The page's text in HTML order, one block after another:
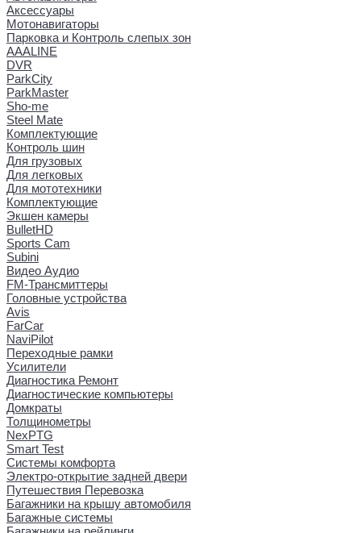
Аксессуары
Мотонавигаторы
Парковка и Контроль слепых зон
AAALINE
DVR
ParkCity
ParkMaster
Sho-me
Steel Mate
Комплектующие
Контроль шин
Для грузовых
Для легковых
Для мототехники
Комплектующие
Экшен камеры
BulletHD
Sports Cam
Subini
Видео Аудио
FM-Трансмиттеры
Головные устройства
Avis
FarCar
NaviPilot
Переходные рамки
Усилители
Диагностика Ремонт
Диагностические компьютеры
Домкраты
Толщинометры
NexPTG
Smart Test
Системы комфорта
Электро-открытие задней двери
Путешествия Перевозка
Багажники на крышу автомобиля
Багажные системы